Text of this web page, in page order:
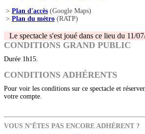
> Plan d'accès (Google Maps)
> Plan du métro (RATP)
Le spectacle s'est joué dans ce lieu du 11/
CONDITIONS GRAND PUBLIC
Durée 1h15.
CONDITIONS ADHÉRENTS
Pour voir les conditions sur ce spectacle et
votre compte.
VOUS N’ÊTES PAS ENCORE ADHÉRENT ?